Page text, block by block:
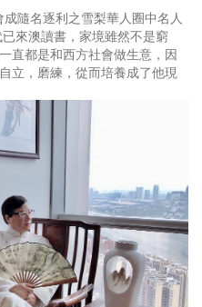
隨名逐利之雪梨華人圈中名人
來澳讀書，家境雖然不是窮
直都是和西方社會做生意，因
立，磨練，從而培養成了他現